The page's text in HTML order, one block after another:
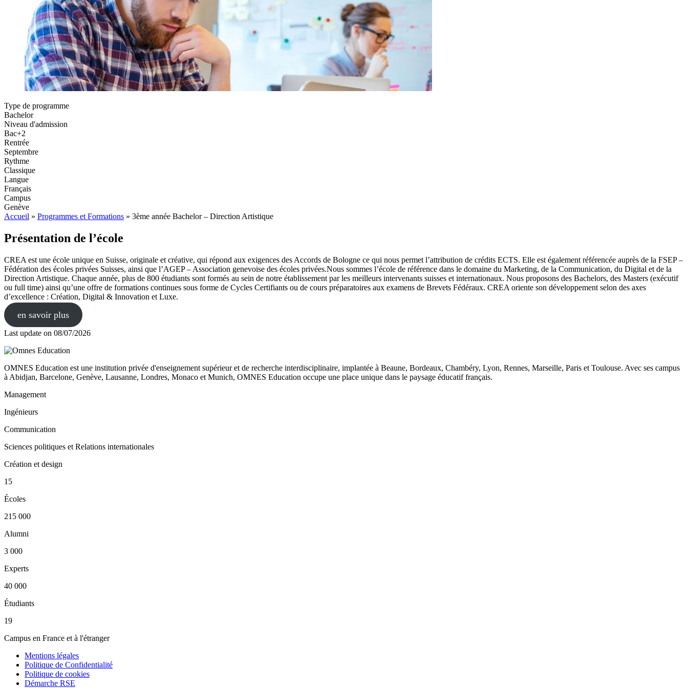
Type de programme
Bachelor
Niveau d'admission
Bac+2
Rentrée
Septembre
Rythme
Classique
Langue
Français
Campus
Genève
Accueil » Programmes et Formations » 3ème année Bachelor – Direction Artistique
Présentation de l’école
CREA est une école unique en Suisse, originale et créative, qui répond aux exigences des Accords de Bologne ce qui nous permet l’attribution de crédits ECTS. Elle est également référencée auprès de la FSEP –
Fédération des écoles privées Suisses, ainsi que l’AGEP – Association genevoise des écoles privées.Nous sommes l’école de référence dans le domaine du Marketing, de la Communication, du Digital et de la
Direction Artistique. Chaque année, plus de 800 étudiants sont formés au sein de notre établissement par les meilleurs intervenants suisses et internationaux. Nous proposons des Bachelors, des Masters (exécutif
ou full time) ainsi qu’une offre de formations continues sous forme de Cycles Certifiants ou de cours préparatoires aux examens de Brevets Fédéraux. CREA oriente son développement selon des axes
d’excellence : Création, Digital & Innovation et Luxe.
en savoir plus
Last update on 08/07/2026
OMNES Education est une institution privée d'enseignement supérieur et de recherche interdisciplinaire, implantée à Beaune, Bordeaux, Chambéry, Lyon, Rennes, Marseille, Paris et Toulouse. Avec ses campus
à Abidjan, Barcelone, Genève, Lausanne, Londres, Monaco et Munich, OMNES Education occupe une place unique dans le paysage éducatif français.
Management
Ingénieurs
Communication
Sciences politiques et Relations internationales
Création et design
15
Écoles
215 000
Alumni
3 000
Experts
40 000
Étudiants
19
Campus en France et à l'étranger
Mentions légales
Politique de Confidentialité
Politique de cookies
Démarche RSE